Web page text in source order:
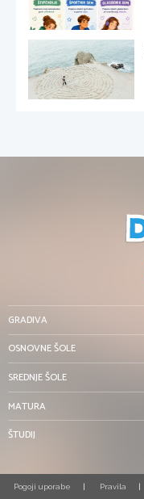
GRADIVA
OSNOVNE ŠOLE
SREDNJE ŠOLE
MATURA
ŠTUDIJ
Pogoji uporabe Pravila